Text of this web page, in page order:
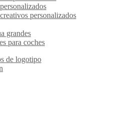
personalizados
grandes
para coches
de logotipo